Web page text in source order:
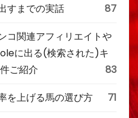
すまでの実話 87
コ関連アフィリエイトや
に出る(検索された)キ
ご紹介
83
を上げる馬の選び方 71